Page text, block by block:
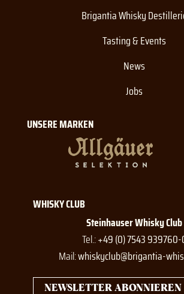
Brigantia Whisky
Tasting & Events
News
Jobs
UNSERE MARKEN
WHISKY CLUB
Steinhauser Whisky Club
Tel.:+49 (0) 7543
Mail:whiskyclub@brigantia-
NEWSLETTER ABONNIEREN